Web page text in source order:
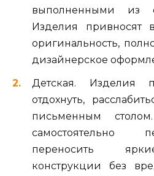
выполненными из
Изделия привносят
оригинальность,
дизайнерское
Детская. Изделия
отдохнуть,
письменным
самостоятельно
переносить
конструкции без